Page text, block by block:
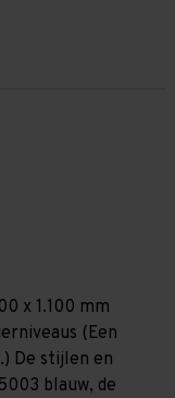
x 1.100 mm
(Een
De stijlen en
blauw, de